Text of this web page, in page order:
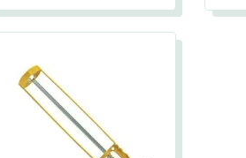
для стирки и ухода за тканями
для ковров и текстильных изделий
универсальные чистящие средства
дезинфицирующие средства